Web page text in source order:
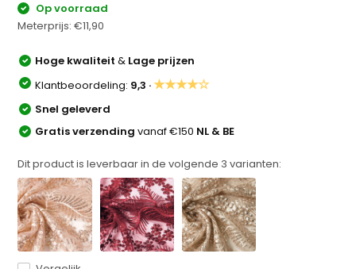
Op voorraad
Meterprijs:€11,90
Hoge kwaliteit& Lage prijzen
Klantbeoordeling: 9,3 ·★★★★☆
Snel geleverd
Gratis verzendingvanaf €150 NL & BE
Dit product is leverbaar in de volgende 3 varianten: